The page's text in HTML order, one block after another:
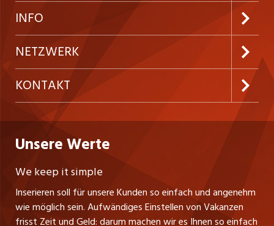
Neue Stellen
Festanstellungen
Temporäre Jobs
Freelance Jobs
Praktika
Lehrstellen
Führungspositionen
Kundenlogin
Inserieren
Firmen
Personalvermittler
INFO
Preise & Leistungen
AGB
Datenschutzerklärung
Nutzungsbedingungen
Stellenmeldepflicht
Schnittstelle
Impressum
NETZWERK
westjob.at
nicejob.de
myjob.ch
zentraljob.ch
jobbasel.ch
KONTAKT
CH Media Classifieds AG
Fürstenlandstrasse 122
CH-9001 St. Gallen
Tel. +41 71 272 73 80
info@ostjob.ch/inserate@ostjob.ch
Henrik Jasek
Unsere Werte
We keep it simple
Inserieren soll für unsere Kunden so einfach und angenehm
wie möglich sein. Aufwändiges Einstellen von Vakanzen
frisst Zeit und Geld: darum machen wir es Ihnen so einfach